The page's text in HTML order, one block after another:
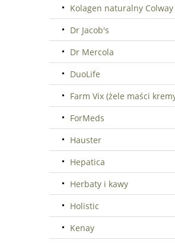
Kolagen naturalny Colway
Dr Jacob's
Dr Mercola
DuoLife
Farm Vix (żele maści
ForMeds
Hauster
Hepatica
Herbaty i kawy
Holistic
Kenay